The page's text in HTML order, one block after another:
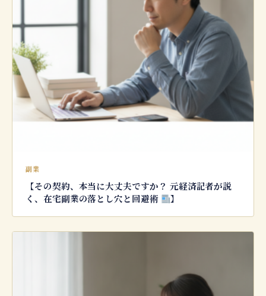
副業
【その契約、本当に大丈夫ですか？ 元経済記者が説
く、在宅副業の落とし穴と回避術
】